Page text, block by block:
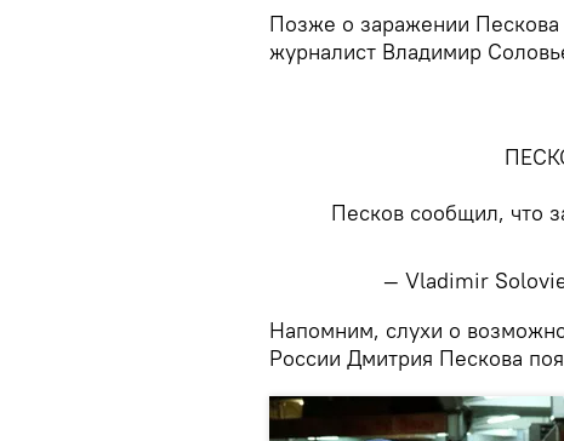
Позже о заражении Пескова
журналист Владимир
Песков сообщил, что
— Vladimir
​Напомним, слухи о
России Дмитрия Пескова